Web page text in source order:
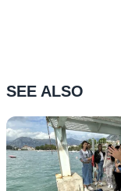
SEE ALSO